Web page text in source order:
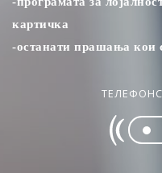
картичка
-останати прашања кои